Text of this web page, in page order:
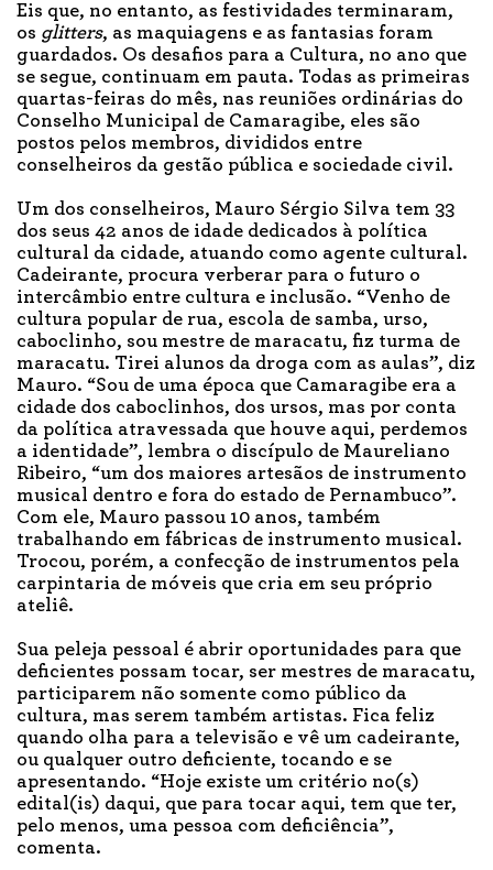
Eis que, no entanto, as festividades terminaram,
os glitters, as maquiagens e as fantasias foram
guardados. Os desafios para a Cultura, no ano que
se segue, continuam em pauta. Todas as primeiras
quartas-feiras do mês, nas reuniões ordinárias do
Conselho Municipal de Camaragibe, eles são
postos pelos membros, divididos entre
conselheiros da gestão pública e sociedade civil.
Um dos conselheiros, Mauro Sérgio Silva tem 33
dos seus 42 anos de idade dedicados à política
cultural da cidade, atuando como agente cultural.
Cadeirante, procura verberar para o futuro o
intercâmbio entre cultura e inclusão. “Venho de
cultura popular de rua, escola de samba, urso,
caboclinho, sou mestre de maracatu, fiz turma de
maracatu. Tirei alunos da droga com as aulas”, diz
Mauro. “Sou de uma época que Camaragibe era a
cidade dos caboclinhos, dos ursos, mas por conta
da política atravessada que houve aqui, perdemos
a identidade”, lembra o discípulo de Maureliano
Ribeiro, “um dos maiores artesãos de instrumento
musical dentro e fora do estado de Pernambuco”.
Com ele, Mauro passou 10 anos, também
trabalhando em fábricas de instrumento musical.
Trocou, porém, a confecção de instrumentos pela
carpintaria de móveis que cria em seu próprio
ateliê.
Sua peleja pessoal é abrir oportunidades para que
deficientes possam tocar, ser mestres de maracatu,
participarem não somente como público da
cultura, mas serem também artistas. Fica feliz
quando olha para a televisão e vê um cadeirante,
ou qualquer outro deficiente, tocando e se
apresentando. “Hoje existe um critério no(s)
edital(is) daqui, que para tocar aqui, tem que ter,
pelo menos, uma pessoa com deficiência”,
comenta.